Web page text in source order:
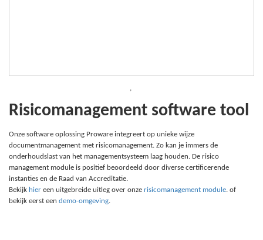
,
Risicomanagement software tool
Onze software oplossing Proware integreert op unieke wijze
documentmanagement met risicomanagement. Zo kan je immers de
onderhoudslast van het managementsysteem laag houden. De risico
management module is positief beoordeeld door diverse certificerende
instanties en de Raad van Accreditatie.
Bekijk hier een uitgebreide uitleg over onze risicomanagement module. of
bekijk eerst een demo-omgeving.